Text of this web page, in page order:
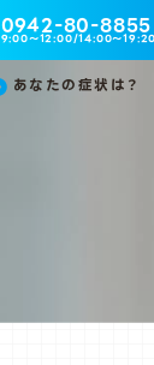
あなたの症状は？
0942-80-8855
9:00～12:00/14:00～19:20